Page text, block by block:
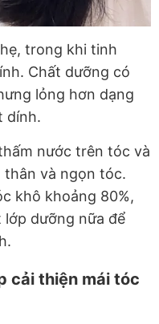
trong khi tinh
Chất dưỡng có
lỏng hơn dạng
dính.
nước trên tóc và
và ngọn tóc.
khô khoảng 80%,
lớp dưỡng nữa để
cải thiện mái tóc